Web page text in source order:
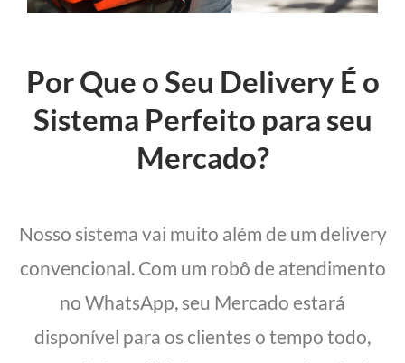
Por Que o Seu Delivery É o
Sistema Perfeito para seu
Mercado?
Nosso sistema vai muito além de um delivery
convencional. Com um robô de atendimento
no WhatsApp, seu Mercado estará
disponível para os clientes o tempo todo,